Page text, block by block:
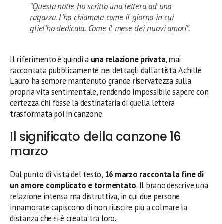
“Questa notte ho scritto una lettera ad una
ragazza. L’ho chiamata come il giorno in cui
gliel’ho dedicata. Come il mese dei nuovi amori”.
Il riferimento è quindi a una relazione privata, mai
raccontata pubblicamente nei dettagli dall’artista. Achille
Lauro ha sempre mantenuto grande riservatezza sulla
propria vita sentimentale, rendendo impossibile sapere con
certezza chi fosse la destinataria di quella lettera
trasformata poi in canzone.
Il significato della canzone 16
marzo
Dal punto di vista del testo, 16 marzo racconta la fine di
un amore complicato e tormentato. Il brano descrive una
relazione intensa ma distruttiva, in cui due persone
innamorate capiscono di non riuscire più a colmare la
distanza che si è creata tra loro.